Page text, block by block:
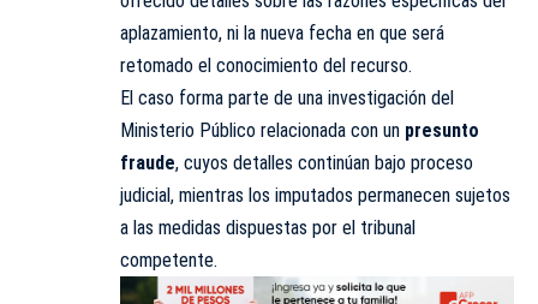
aplazamiento, ni la nueva fecha en que será
retomado el conocimiento del recurso.
El caso forma parte de una investigación del
Ministerio Público relacionada con un presunto
fraude, cuyos detalles continúan bajo proceso
judicial, mientras los imputados permanecen sujetos
a las medidas dispuestas por el tribunal
competente.